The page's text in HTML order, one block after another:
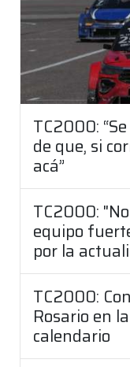
TC2000:
de que, si
acá”
TC2000:
equipo
por la
TC2000:
Rosario en
calendario